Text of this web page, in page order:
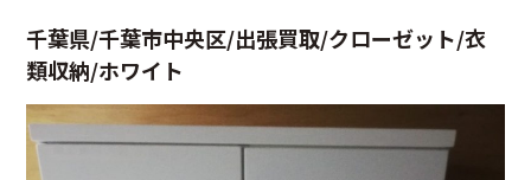
千葉県/千葉市中央区/出張買取/クローゼット/衣
類収納/ホワイト